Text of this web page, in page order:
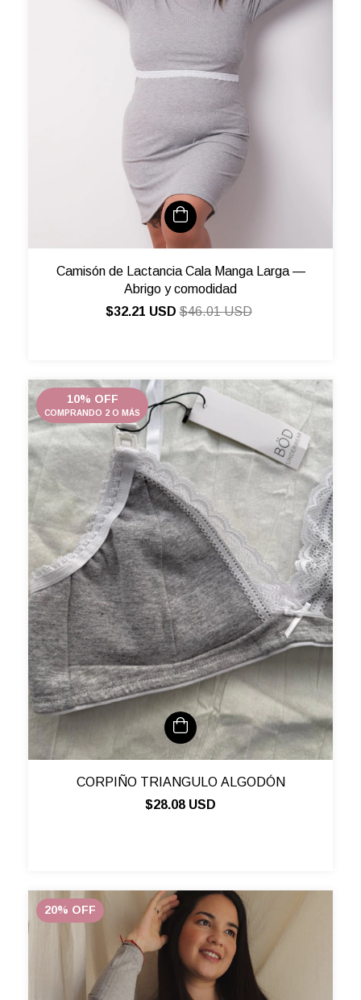
Camisón de Lactancia Cala Manga Larga —
Abrigo y comodidad
$32.21 USD$46.01 USD
10% OFF
COMPRANDO 2 O MÁS
CORPIÑO TRIANGULO ALGODÓN
$28.08 USD
20% OFF